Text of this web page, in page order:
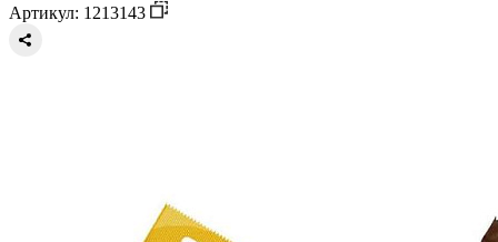
Артикул: 1213143